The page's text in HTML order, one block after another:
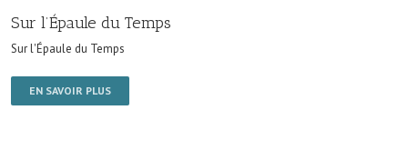
Sur l’Épaule du Temps
Sur l'Épaule du Temps
EN SAVOIR PLUS